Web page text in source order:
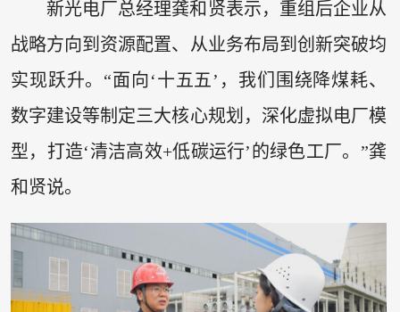
新光电厂总经理龚和贤表示，重组后企业从
战略方向到资源配置、从业务布局到创新突破均
实现跃升。“面向‘十五五’，我们围绕降煤耗、
数字建设等制定三大核心规划，深化虚拟电厂模
型，打造‘清洁高效+低碳运行’的绿色工厂。”龚
和贤说。